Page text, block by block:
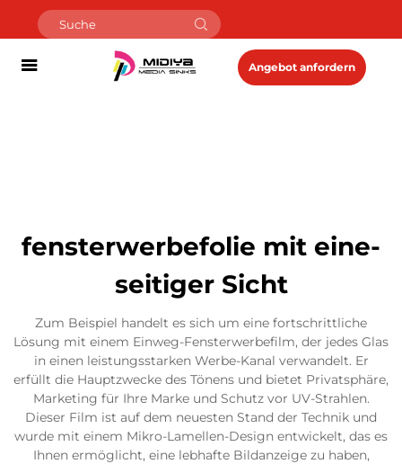
Angebot anfordern
fensterwerbefolie mit eine-
seitiger Sicht
Zum Beispiel handelt es sich um eine fortschrittliche
Lösung mit einem Einweg-Fensterwerbefilm, der jedes Glas
in einen leistungsstarken Werbe-Kanal verwandelt. Er
erfüllt die Hauptzwecke des Tönens und bietet Privatsphäre,
Marketing für Ihre Marke und Schutz vor UV-Strahlen.
Dieser Film ist auf dem neuesten Stand der Technik und
wurde mit einem Mikro-Lamellen-Design entwickelt, das es
Ihnen ermöglicht, eine lebhafte Bildanzeige zu haben,